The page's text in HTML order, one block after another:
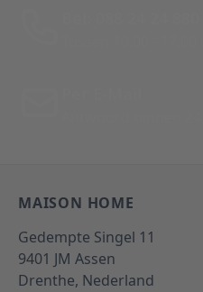
MAISON HOME
Gedempte Singel 11
9401 JM Assen
Drenthe, Nederland